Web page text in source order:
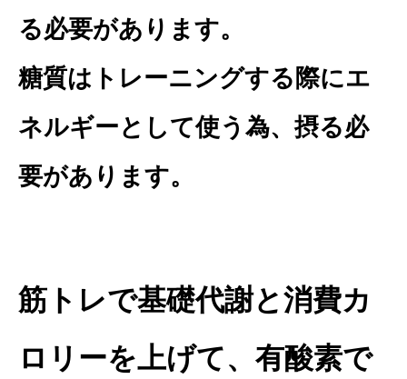
る必要があります。
糖質はトレーニングする際にエ
ネルギーとして使う為、摂る必
要があります。
筋トレで基礎代謝と消費カ
ロリーを上げて、有酸素で